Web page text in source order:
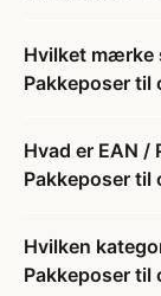
Hvilket mærke
Pakkeposer til
Hvad er EAN /
Pakkeposer til
Hvilken
Pakkeposer til